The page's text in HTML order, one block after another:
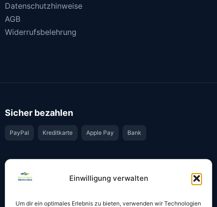
Einwilligung verwalten
Um dir ein optimales Erlebnis zu bieten, verwenden wir Technologien
Datenschutzhinweise
AGB
Widerrufsbelehrung
Sicher bezahlen
PayPal Kreditkarte Apple Pay Bank